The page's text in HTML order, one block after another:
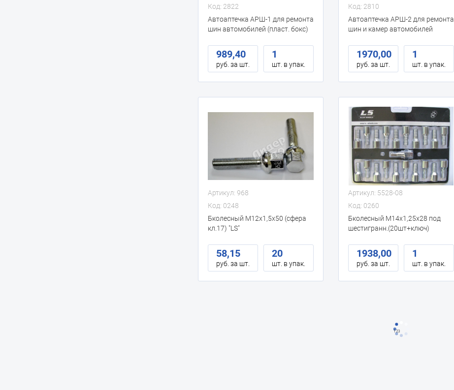
Код: 2822
Автоаптечка АРШ-1 для ремонта
шин автомобилей (пласт. бокс)
989,40
руб. за шт.
1
шт. в упак.
Код: 2810
Автоаптечка АРШ-2 для ремонта
шин и камер автомобилей
1970,00
руб. за шт.
1
шт. в упак.
Артикул: 968
Код: 0248
Бколесный М12х1,5х50 (сфера
кл.17) "LS"
58,15
руб. за шт.
20
шт. в упак.
Артикул: 5528-08
Код: 0260
Бколесный М14х1,25х28 под
шестигранн.(20шт+ключ)
1938,00
руб. за шт.
1
шт. в упак.
123